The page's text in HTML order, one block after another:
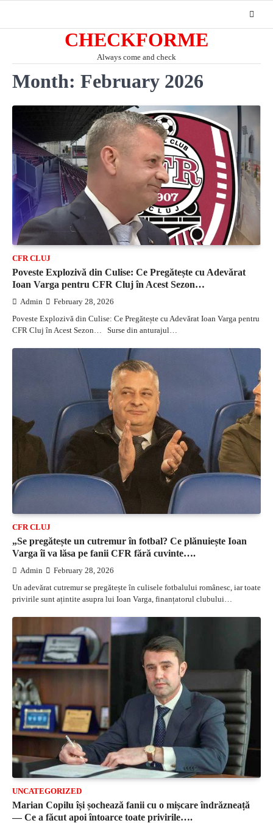
CHECKFORME
Always come and check
Month: February 2026
CFR CLUJ
Poveste Explozivă din Culise: Ce Pregătește cu Adevărat
Ioan Varga pentru CFR Cluj în Acest Sezon…
Admin February 28, 2026
Poveste Explozivă din Culise: Ce Pregătește cu Adevărat Ioan Varga pentru
CFR Cluj în Acest Sezon… Surse din anturajul…
CFR CLUJ
„Se pregătește un cutremur în fotbal? Ce plănuiește Ioan
Varga îi va lăsa pe fanii CFR fără cuvinte….
Admin February 28, 2026
Un adevărat cutremur se pregătește în culisele fotbalului românesc, iar toate
privirile sunt ațintite asupra lui Ioan Varga, finanțatorul clubului…
UNCATEGORIZED
Marian Copilu își șochează fanii cu o mișcare îndrăzneață
— Ce a făcut apoi întoarce toate privirile….